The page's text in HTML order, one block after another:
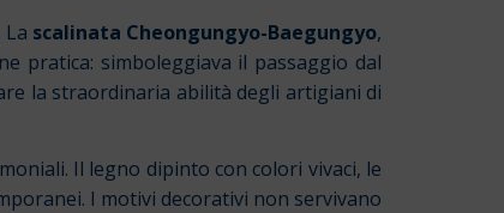
scalinata Cheongungyo-Baegungyo,
pratica: simboleggiava il passaggio dal
la straordinaria abilità degli artigiani di
Il legno dipinto con colori vivaci, le
I motivi decorativi non servivano